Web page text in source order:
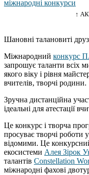
↑
Шановні талановиті
Міжнародний
запрошує таланти всіх
якого віку і рівня
вчителів, творчі родини.
Зручна дистанційна
ідеальні для атестації
Це конкурс і творча
просуває творчі роботи
відомими. Це
екосистеми Алея Зірок
талантів Constellation
міжнародні фахові